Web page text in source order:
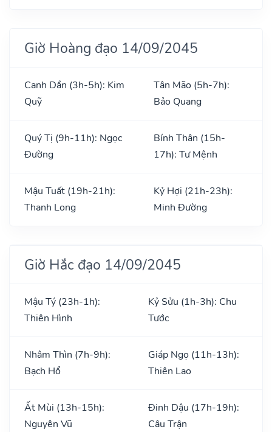
Giờ Hoàng đạo 14/09/2045
Canh Dần (3h-5h): Kim
Quỹ
Tân Mão (5h-7h):
Bảo Quang
Quý Tị (9h-11h): Ngọc
Đường
Bính Thân (15h-
17h): Tư Mệnh
Mậu Tuất (19h-21h):
Thanh Long
Kỷ Hợi (21h-23h):
Minh Đường
Giờ Hắc đạo 14/09/2045
Mậu Tý (23h-1h):
Thiên Hình
Kỷ Sửu (1h-3h): Chu
Tước
Nhâm Thìn (7h-9h):
Bạch Hổ
Giáp Ngọ (11h-13h):
Thiên Lao
Ất Mùi (13h-15h):
Nguyên Vũ
Đinh Dậu (17h-19h):
Câu Trận